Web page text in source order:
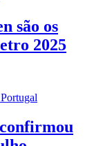
são os
2025